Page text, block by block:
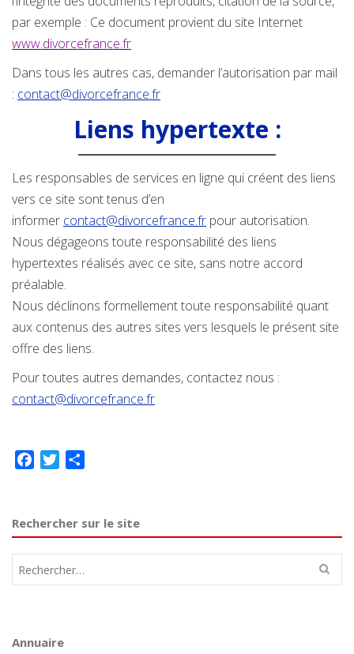
par exemple : Ce document provient du site Internet
www.divorcefrance.fr
Dans tous les autres cas, demander l’autorisation par mail
: contact@divorcefrance.fr
Liens hypertexte :
Les responsables de services en ligne qui créent des liens
vers ce site sont tenus d’en
informer contact@divorcefrance.fr pour autorisation.
Nous dégageons toute responsabilité des liens
hypertextes réalisés avec ce site, sans notre accord
préalable.
Nous déclinons formellement toute responsabilité quant
aux contenus des autres sites vers lesquels le présent site
offre des liens.
Pour toutes autres demandes, contactez nous :
contact@divorcefrance.fr
Facebook
Twitter
Rechercher sur le site
Annuaire